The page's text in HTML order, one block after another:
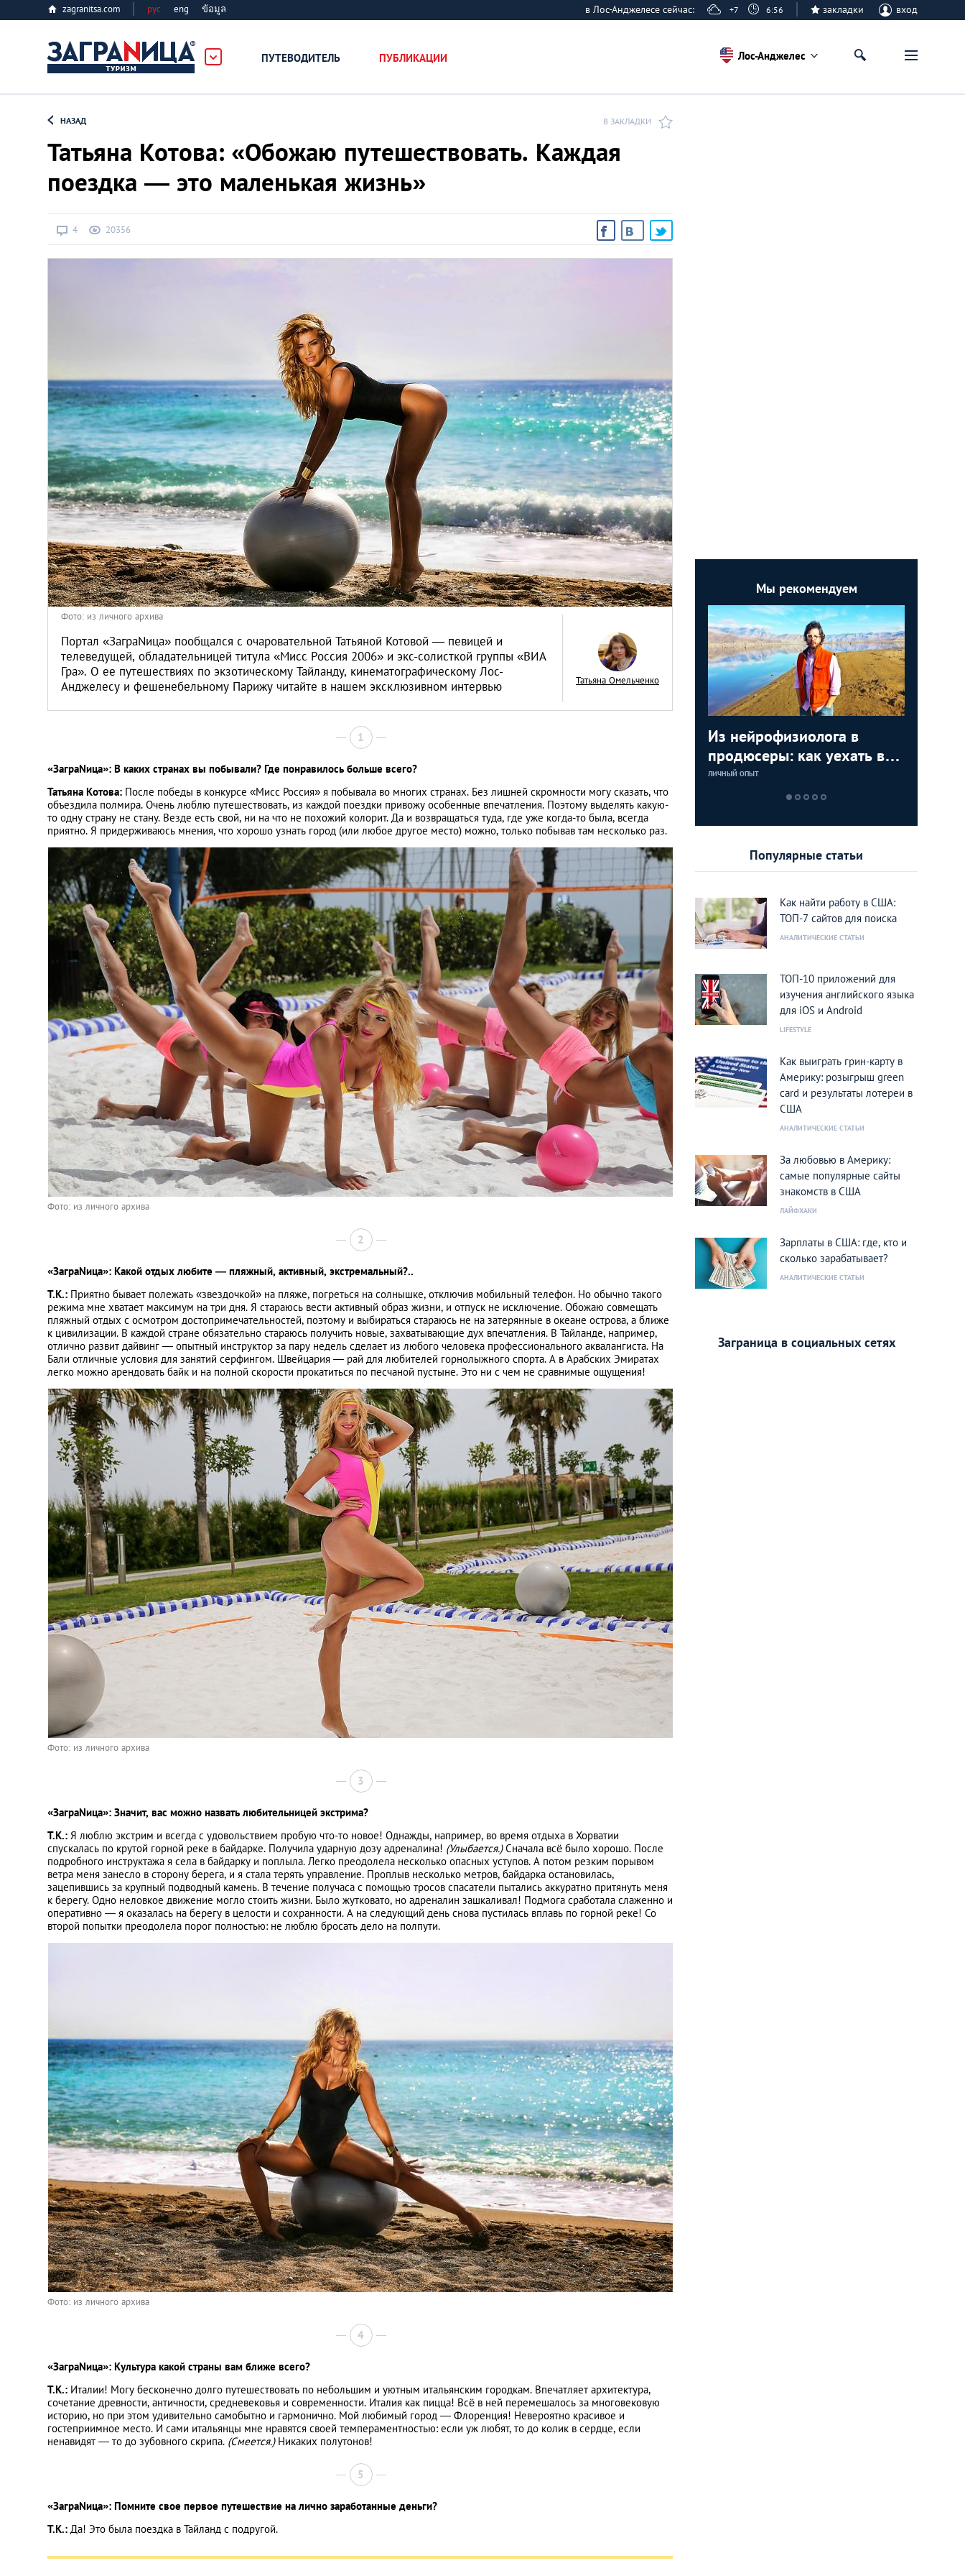
zagranitsa.com рус eng ข้อมูล в Лос-Анджелесе сейчас: +7 6:56 закладки вход
ПУТЕВОДИТЕЛЬ ПУБЛИКАЦИИ
Алматы
Лос-Анджелес
Москва
Париж
Паттайя
Пхукет
Санкт-Петербург
Лос-Анджелес
НАЗАД В ЗАКЛАДКИ
Татьяна Котова: «Обожаю путешествовать. Каждая
поездка ― это маленькая жизнь»
4 20356
Фото: из личного архива
Портал «ЗаграNица» пообщался с очаровательной Татьяной Котовой ― певицей и
телеведущей, обладательницей титула «Мисс Россия 2006» и экс-солисткой группы «ВИА
Гра». О ее путешествиях по экзотическому Тайланду, кинематографическому Лос-
Анджелесу и фешенебельному Парижу читайте в нашем эксклюзивном интервью
Татьяна Омельченко
1
«ЗаграNица»: В каких странах вы побывали? Где понравилось больше всего?
Татьяна Котова: После победы в конкурсе «Мисс Россия» я побывала во многих странах. Без лишней скромности могу сказать, что
объездила полмира. Очень люблю путешествовать, из каждой поездки привожу особенные впечатления. Поэтому выделять какую-
то одну страну не стану. Везде есть свой, ни на что не похожий колорит. Да и возвращаться туда, где уже когда-то была, всегда
приятно. Я придерживаюсь мнения, что хорошо узнать город (или любое другое место) можно, только побывав там несколько раз.
Фото: из личного архива
2
«ЗаграNица»: Какой отдых любите ― пляжный, активный, экстремальный?..
Т.К.: Приятно бывает полежать «звездочкой» на пляже, погреться на солнышке, отключив мобильный телефон. Но обычно такого
режима мне хватает максимум на три дня. Я стараюсь вести активный образ жизни, и отпуск не исключение. Обожаю совмещать
пляжный отдых с осмотром достопримечательностей, поэтому и выбираться стараюсь не на затерянные в океане острова, а ближе
к цивилизации. В каждой стране обязательно стараюсь получить новые, захватывающие дух впечатления. В Тайланде, например,
отлично развит дайвинг ― опытный инструктор за пару недель сделает из любого человека профессионального аквалангиста. На
Бали отличные условия для занятий серфингом. Швейцария ― рай для любителей горнолыжного спорта. А в Арабских Эмиратах
легко можно арендовать байк и на полной скорости прокатиться по песчаной пустыне. Это ни с чем не сравнимые ощущения!
Фото: из личного архива
3
«ЗаграNица»: Значит, вас можно назвать любительницей экстрима?
Т.К.: Я люблю экстрим и всегда с удовольствием пробую что-то новое! Однажды, например, во время отдыха в Хорватии
спускалась по крутой горной реке в байдарке. Получила ударную дозу адреналина! (Улыбается.)Сначала всё было хорошо. После
подробного инструктажа я села в байдарку и поплыла. Легко преодолела несколько опасных уступов. А потом резким порывом
ветра меня занесло в сторону берега, и я стала терять управление. Проплыв несколько метров, байдарка остановилась,
зацепившись за крупный подводный камень. В течение получаса с помощью тросов спасатели пытались аккуратно притянуть меня
к берегу. Одно неловкое движение могло стоить жизни. Было жутковато, но адреналин зашкаливал! Подмога сработала слаженно и
оперативно ― я оказалась на берегу в целости и сохранности. А на следующий день снова пустилась вплавь по горной реке! Со
второй попытки преодолела порог полностью: не люблю бросать дело на полпути.
Фото: из личного архива
4
«ЗаграNица»: Культура какой страны вам ближе всего?
Т.К.: Италии! Могу бесконечно долго путешествовать по небольшим и уютным итальянским городкам. Впечатляет архитектура,
сочетание древности, античности, средневековья и современности. Италия как пицца! Всё в ней перемешалось за многовековую
историю, но при этом удивительно самобытно и гармонично. Мой любимый город ― Флоренция! Невероятно красивое и
гостеприимное место. И сами итальянцы мне нравятся своей темпераментностью: если уж любят, то до колик в сердце, если
ненавидят ― то до зубовного скрипа. (Смеется.)Никаких полутонов!
5
«ЗаграNица»: Помните свое первое путешествие на лично заработанные деньги?
Т.К.: Да! Это была поездка в Тайланд с подругой.
Мы рекомендуем
Из нейрофизиолога в
продюсеры: как уехать в
Голливуд и начать снимать
многомиллионные фильмы
ЛИЧНЫЙ ОПЫТ
меня нет времени на
одиночество»
Популярные статьи
Как найти работу в США:
ТОП-7 сайтов для поиска
АНАЛИТИЧЕСКИЕ СТАТЬИ
ТОП-10 приложений для
изучения английского языка
для iOS и Android
LIFESTYLE
Как выиграть грин-карту в
Америку: розыгрыш green
card и результаты лотереи в
США
АНАЛИТИЧЕСКИЕ СТАТЬИ
За любовью в Америку:
самые популярные сайты
знакомств в США
ЛАЙФХАКИ
Зарплаты в США: где, кто и
сколько зарабатывает?
АНАЛИТИЧЕСКИЕ СТАТЬИ
Заграница в социальных сетях